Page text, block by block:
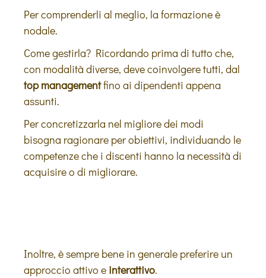
Per comprenderli al meglio, la formazione è
nodale.
Come gestirla? Ricordando prima di tutto che,
con modalità diverse, deve coinvolgere tutti, dal
top managementfino ai dipendenti appena
assunti.
Per concretizzarla nel migliore dei modi
bisogna ragionare per obiettivi, individuando le
competenze che i discenti hanno la necessità di
acquisire o di migliorare.
Inoltre, è sempre bene in generale preferire un
approccio attivo e interattivo.